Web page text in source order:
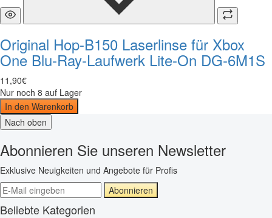
Original Hop-B150 Laserlinse für Xbox
One Blu-Ray-Laufwerk Lite-On DG-6M1S
11 ,90€
Nur noch 8 auf Lager
In den Warenkorb
Nach oben
Abonnieren Sie unseren Newsletter
Exklusive Neuigkeiten und Angebote für Profis
Abonnieren
Beliebte Kategorien